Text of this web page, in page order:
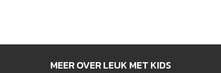
MEER OVER LEUK MET KIDS